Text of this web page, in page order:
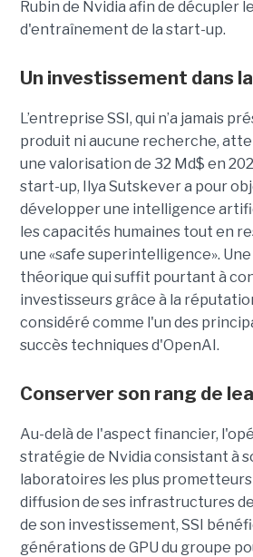
Rubin de Nvidia afin de décupler
d'entraînement de la start-up.
Un investissement dans
L’entreprise SSI, qui n’a jamais
produit ni aucune recherche,
une valorisation de 32 Md$ en
start-up, Ilya Sutskever a pour
développer une intelligence
les capacités humaines tout en
une «safe superintelligence».
théorique qui suffit pourtant à
investisseurs grâce à la
considéré comme l'un des
succès techniques d'OpenAI.
Conserver son rang de
Au-delà de l'aspect financier,
stratégie de Nvidia consistant à
laboratoires les plus
diffusion de ses infrastructures
de son investissement, SSI
générations de GPU du groupe